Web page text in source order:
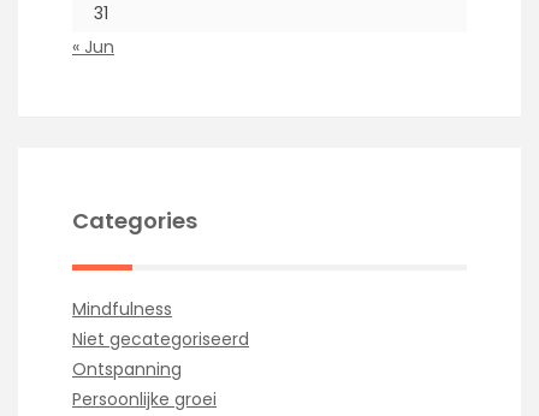
31
« Jun
Categories
Mindfulness
Niet gecategoriseerd
Ontspanning
Persoonlijke groei